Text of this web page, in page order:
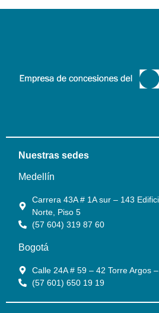
Nuestras sedes
Medellín
Carrera 43A # 1A sur – 143
Norte, Piso 5
(57 604) 319 87 60
Bogotá
Calle 24A # 59 – 42 Torre Argos
(57 601) 650 19 19